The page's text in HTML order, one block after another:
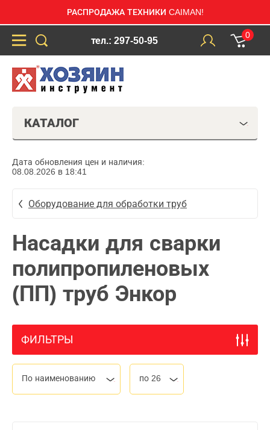
РАСПРОДАЖА ТЕХНИКИ CAIMAN!
тел.: 297-50-95
0
КАТАЛОГ
Дата обновления цен и наличия:
08.08.2026 в 18:41
Оборудование для обработки труб
Насадки для сварки
полипропиленовых
(ПП) труб Энкор
ФИЛЬТРЫ
По наименованию по 26